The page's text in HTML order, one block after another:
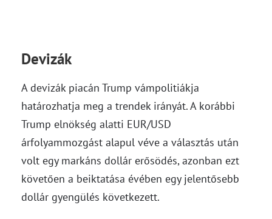
Devizák
A devizák piacán Trump vámpolitiákja
határozhatja meg a trendek irányát. A korábbi
Trump elnökség alatti EUR/USD
árfolyammozgást alapul véve a választás után
volt egy markáns dollár erősödés, azonban ezt
követően a beiktatása évében egy jelentősebb
dollár gyengülés következett.